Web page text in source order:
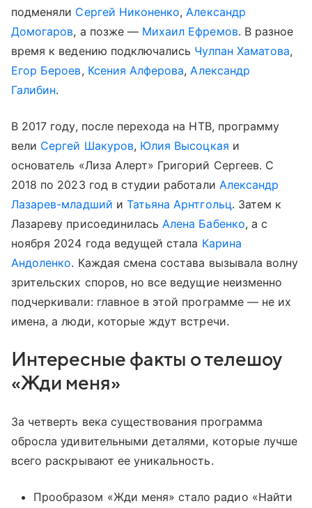
подменяли Сергей Никоненко, Александр
Домогаров, а позже — Михаил Ефремов. В разное
время к ведению подключались Чулпан Хаматова,
Егор Бероев, Ксения Алферова, Александр
Галибин.
В 2017 году, после перехода на НТВ, программу
вели Сергей Шакуров, Юлия Высоцкая и
основатель «Лиза Алерт» Григорий Сергеев. С
2018 по 2023 год в студии работали Александр
Лазарев-младший и Татьяна Арнтгольц. Затем к
Лазареву присоединилась Алена Бабенко, а с
ноября 2024 года ведущей стала Карина
Андоленко. Каждая смена состава вызывала волну
зрительских споров, но все ведущие неизменно
подчеркивали: главное в этой программе — не их
имена, а люди, которые ждут встречи.
Интересные факты о телешоу
«Жди меня»
За четверть века существования программа
обросла удивительными деталями, которые лучше
всего раскрывают ее уникальность.
Прообразом «Жди меня» стало радио «Найти